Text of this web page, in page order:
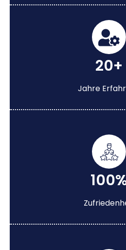
20+
Jahre